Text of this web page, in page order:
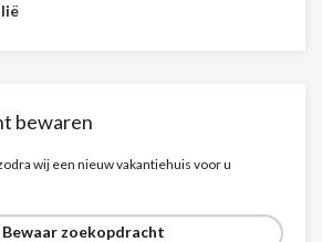
bewaren
wij een nieuw vakantiehuis voor u
Bewaar zoekopdracht